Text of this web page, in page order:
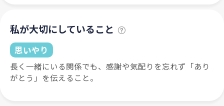
私が大切にしていること
思いやり
長く一緒にいる関係でも、感謝や気配りを忘れず「あり
がとう」を伝えること。